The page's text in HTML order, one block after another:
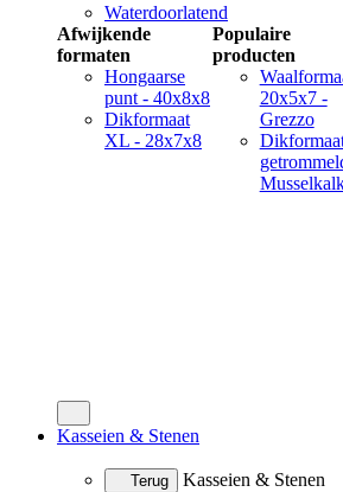
Waterdoorlatend
Afwijkende
formaten
Hongaarse
punt - 40x8x8
Dikformaat
XL - 28x7x8
Populaire
producten
20x5x7 -
Grezzo
Kasseien & Stenen
Terug
Kasseien & Stenen